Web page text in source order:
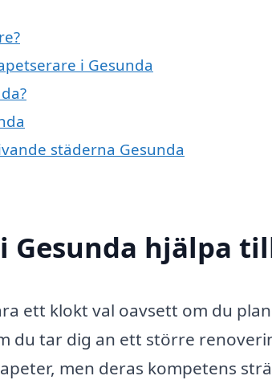
i Gesunda
städerna Gesunda
Gesunda hjälpa
ett klokt val oavsett om du
du tar dig an ett större
men deras kompetens